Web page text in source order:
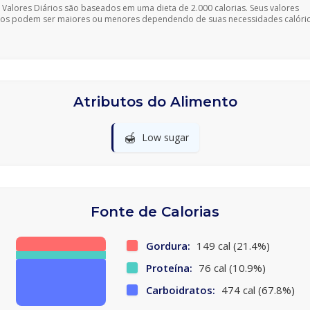
Diários são baseados em uma dieta de 2.000 calorias. Seus valores
podem ser maiores ou menores dependendo de suas necessidades
Atributos do Alimento
🍯 Low sugar
Fonte de Calorias
Gordura: 149 cal (21.4%)
Proteína: 76 cal (10.9%)
Carboidratos: 474 cal (67.8%)